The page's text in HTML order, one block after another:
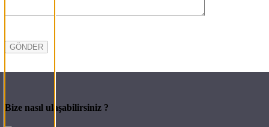
Bize nasıl ulaşabilirsiniz ?